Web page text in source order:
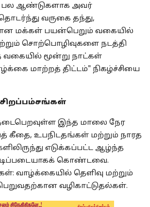
பல ஆண்டுகளாக அவர்
வருகை தந்து,
மக்கள் பயன்பெறும் வகையில்
சொற்பொழிவுகளை நடத்தி
வகையில் மூன்று நாட்கள்
மாற்றத் திட்டம்" நிகழ்ச்சியை
சிறப்பம்சங்கள்
இந்த மாலை நேர
கீதை, உபநிடதங்கள் மற்றும் நாரத
எடுக்கப்பட்ட ஆழ்ந்த
கொண்டவை.
வாழ்க்கையில் தெளிவு மற்றும்
வழிகாட்டுதல்கள்.